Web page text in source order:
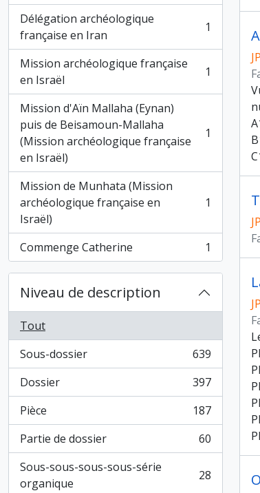
Délégation archéologique
française en Iran
, 1 résultats 1
Mission archéologique française
en Israël
, 1 résultats 1
Mission d'Aïn Mallaha (Eynan)
puis de Beisamoun-Mallaha
(Mission archéologique française
en Israël)
, 1 résultats 1
Mission de Munhata (Mission
archéologique française en
Israël)
, 1 résultats 1
Commenge Catherine
, 1 résultats 1
Niveau de description
Tout
Sous-dossier
, 639 résultats
639
Dossier
, 397 résultats
397
Pièce
, 187 résultats
187
Partie de dossier
, 60 résultats
60
Sous-sous-sous-sous-série
organique
, 28 résultats 28